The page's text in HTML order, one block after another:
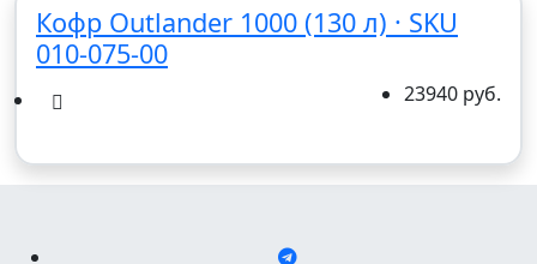
Кофр Outlander 1000 (130 л) · SKU
010-075-00
23940 руб.